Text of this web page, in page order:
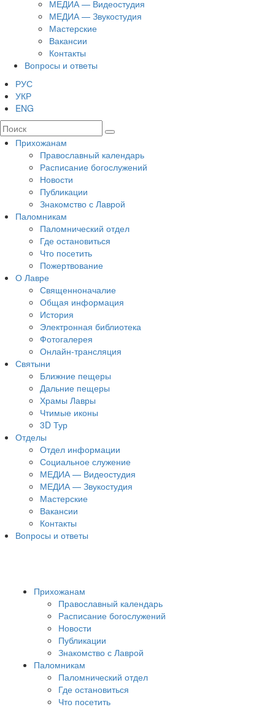
МЕДИА — Видеостудия
МЕДИА — Звукостудия
Мастерские
Вакансии
Контакты
Вопросы и ответы
РУС
УКР
ENG
Прихожанам
Православный календарь
Расписание богослужений
Новости
Публикации
Знакомство с Лаврой
Паломникам
Паломнический отдел
Где остановиться
Что посетить
Пожертвование
О Лавре
Священноначалие
Общая информация
История
Электронная библиотека
Фотогалерея
Онлайн-трансляция
Святыни
Ближние пещеры
Дальние пещеры
Храмы Лавры
Чтимые иконы
3D Тур
Отделы
Отдел информации
Социальное служение
МЕДИА — Видеостудия
МЕДИА — Звукостудия
Мастерские
Вакансии
Контакты
Вопросы и ответы
Прихожанам
Православный календарь
Расписание богослужений
Новости
Публикации
Знакомство с Лаврой
Паломникам
Паломнический отдел
Где остановиться
Что посетить